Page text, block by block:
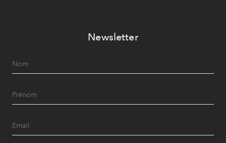
Newsletter